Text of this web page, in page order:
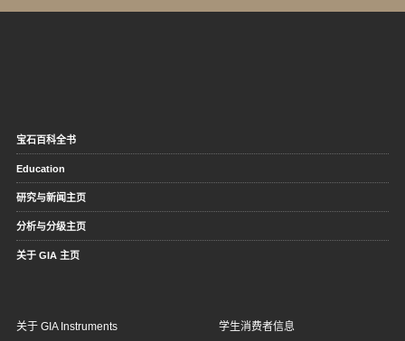
宝石百科全书
Education
研究与新闻主页
分析与分级主页
关于 GIA 主页
关于 GIA Instruments 学生消费者信息